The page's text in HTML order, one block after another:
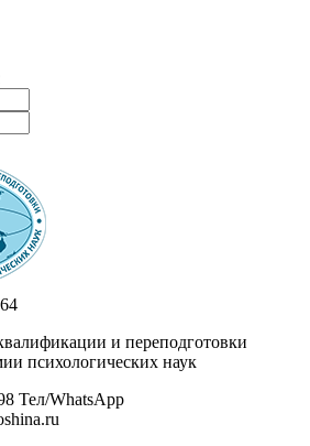
и переподготовки
психологических наук
Тел/WhatsApp